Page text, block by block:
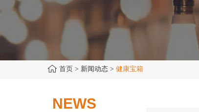
首页 > 新闻动态 > 健康宝箱
NEWS